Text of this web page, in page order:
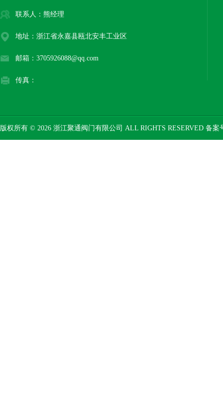
联系人：熊经理
地址：浙江省永嘉县瓯北安丰工业区
邮箱：3705926088@qq.com
传真：
版权所有 © 2026 浙江聚通阀门有限公司 ALL RIGHTS RESERVED 备案